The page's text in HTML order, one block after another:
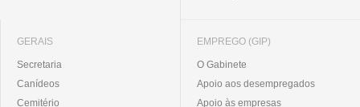
GERAIS
Secretaria
Canídeos
Cemitério
EMPREGO (GIP)
O Gabinete
Apoio aos desempregados
Apoio às empresas